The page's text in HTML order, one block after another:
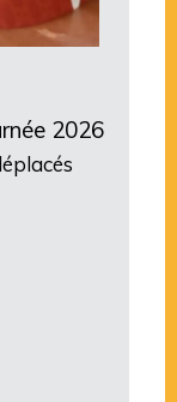
2026